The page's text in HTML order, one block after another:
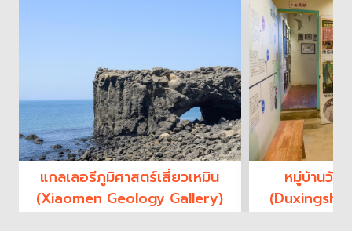
แกลเลอรีภูมิศาสตร์เสี่ยวเหมิน
(Xiaomen Geology Gallery)
หมู่บ้านวั
(Duxingshi